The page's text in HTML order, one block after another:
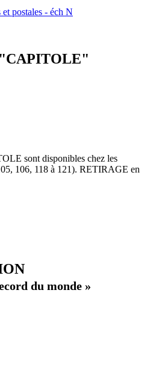
postales - éch N
sont disponibles chez les
106, 118 à 121). RETIRAGE en
du monde »